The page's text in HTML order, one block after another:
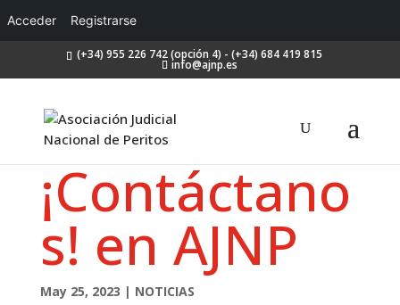
Acceder Registrarse
(+34) 955 226 742 (opción 4) - (+34) 684 419 815
info@ajnp.es
¡Contáctano
s! en AJNP
May 25, 2023 | NOTICIAS